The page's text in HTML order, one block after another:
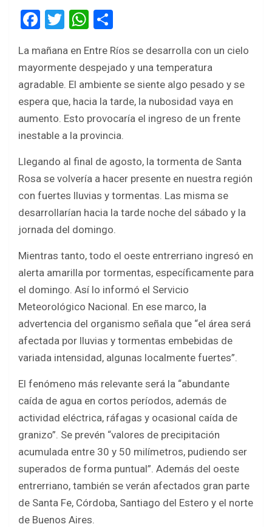
F
ce
b
o
o
k
T
tt
er
W
at
s
A
p
p
ar
e
La mañana en Entre Ríos se desarrolla con un cielo
mayormente despejado y una temperatura
agradable. El ambiente se siente algo pesado y se
espera que, hacia la tarde, la nubosidad vaya en
aumento. Esto provocaría el ingreso de un frente
inestable a la provincia.
Llegando al final de agosto, la tormenta de Santa
Rosa se volvería a hacer presente en nuestra región
con fuertes lluvias y tormentas. Las misma se
desarrollarían hacia la tarde noche del sábado y la
jornada del domingo.
Mientras tanto, todo el oeste entrerriano ingresó en
alerta amarilla por tormentas, específicamente para
el domingo. Así lo informó el Servicio
Meteorológico Nacional. En ese marco, la
advertencia del organismo señala que “el área será
afectada por lluvias y tormentas embebidas de
variada intensidad, algunas localmente fuertes”.
El fenómeno más relevante será la “abundante
caída de agua en cortos períodos, además de
actividad eléctrica, ráfagas y ocasional caída de
granizo”. Se prevén “valores de precipitación
acumulada entre 30 y 50 milímetros, pudiendo ser
superados de forma puntual”. Además del oeste
entrerriano, también se verán afectados gran parte
de Santa Fe, Córdoba, Santiago del Estero y el norte
de Buenos Aires.